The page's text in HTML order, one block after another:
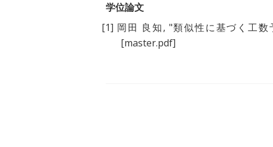
学位論文
[1] 岡田 良知, "類似性に基づく工数
[master.pdf]